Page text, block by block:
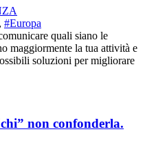
, #Europa
quali siano le
maggiormente la tua attività e
soluzioni per migliorare
non confonderla.